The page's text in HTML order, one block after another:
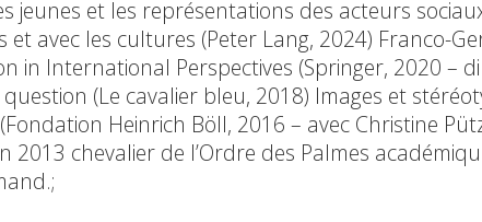
jeunes et les représentations des acteurs
avec les cultures (Peter Lang, 2024) Franco-
in International Perspectives (Springer, 2020 –
(Le cavalier bleu, 2018) Images et
Heinrich Böll, 2016 – avec Christine
chevalier de l’Ordre des Palmes